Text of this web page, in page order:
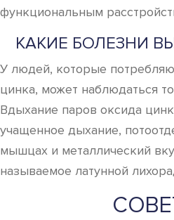
функциональным
КАКИЕ БОЛЕЗНИ
У людей, которые
цинка, может наблюдаться
Вдыхание паров оксида
учащенное дыхание,
мышцах и металлический
называемое латунной